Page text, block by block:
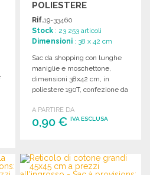
POLIESTERE
Rif.19-33460
Stock : 23 253 articoli
Dimensioni : 38 x 42 cm
Sac da shopping con lunghe
maniglie e moschettone,
dimensioni 38x42 cm, in
poliestere 190T, confezione da
A PARTIRE DA
0,90 €IVA ESCLUSA
Richiedi un preventivo